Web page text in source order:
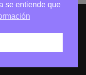
experiencia en
utilizamos o
se entiende que